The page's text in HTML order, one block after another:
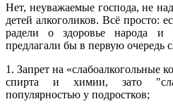
Нет, неуважаемые господа, не
детей алкоголиков. Всё просто:
радели о здоровье народа и
предлагали бы в первую очередь
1. Запрет на «слабоалкогольные
спирта и химии, зато
популярностью у подростков;